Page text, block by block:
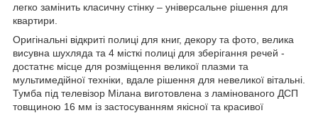
легко замінить класичну стінку – універсальне рішення для
квартири.
Оригінальні відкриті полиці для книг, декору та фото, велика
висувна шухляда та 4 місткі полиці для зберігання речей -
достатнє місце для розміщення великої плазми та
мультимедійної техніки, вдале рішення для невеликої вітальні.
Тумба під телевізор Мілана виготовлена ​​з ламінованого ДСП
товщиною 16 мм із застосуванням якісної та красивої